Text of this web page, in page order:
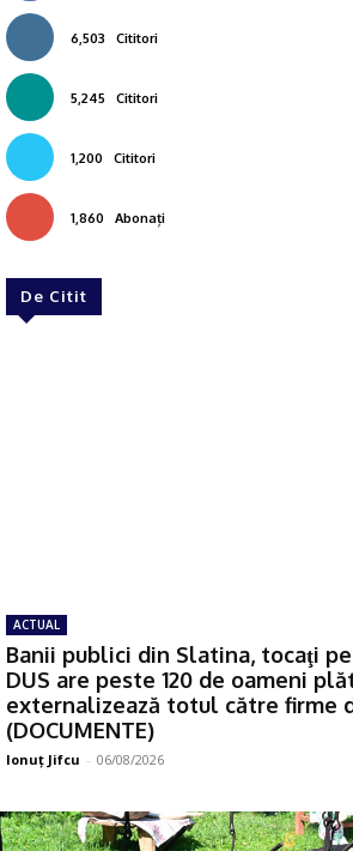
6,503 Cititori
5,245 Cititori
1,200 Cititori
1,860 Abonați
De Citit
ACTUAL
Banii publici din Slatina, tocaţi
DUS are peste 120 de oameni
externalizează totul către firme
(DOCUMENTE)
Ionuţ Jifcu - 06/08/2026